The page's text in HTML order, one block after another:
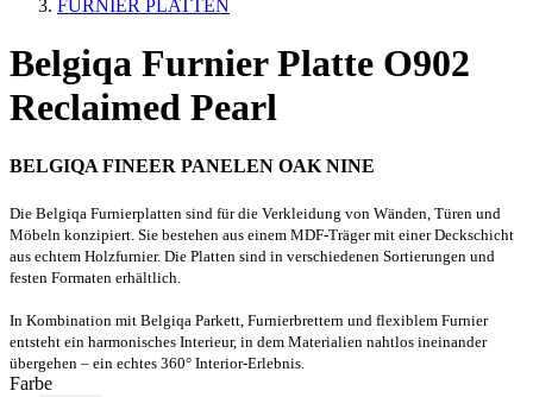
FURNIER PLATTEN
Belgiqa Furnier Platte O902
Reclaimed Pearl
BELGIQA FINEER PANELEN OAK NINE
Die Belgiqa Furnierplatten sind für die Verkleidung von Wänden, Türen und
Möbeln konzipiert. Sie bestehen aus einem MDF-Träger mit einer Deckschicht
aus echtem Holzfurnier. Die Platten sind in verschiedenen Sortierungen und
festen Formaten erhältlich.
In Kombination mit Belgiqa Parkett, Furnierbrettern und flexiblem Furnier
entsteht ein harmonisches Interieur, in dem Materialien nahtlos ineinander
übergehen – ein echtes 360° Interior-Erlebnis.
Farbe